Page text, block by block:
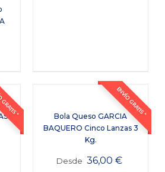
* ENVÍO GRATIS *
Bola Queso GARCIA
BAQUERO Cinco Lanzas 3
Kg.
Desde 36,00€